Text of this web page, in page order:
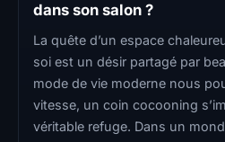
dans son salon ?
La quête d’un espace
soi est un désir partagé par
mode de vie moderne nous
vitesse, un coin cocooning
véritable refuge. Dans un